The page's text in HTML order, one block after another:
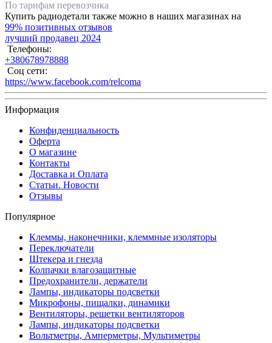
По тарифам перевозчика
Купить радиодетали также можно в наших магазинах на
99% позитивных отзывов
лучший продавец 2024
Телефоны:
+380678978888
Соц сети:
https://www.facebook.com/relcoma
Информация
Конфиденциальность
Оферта
О магазине
Контакты
Доставка и Оплата
Статьи. Новости
Отзывы
Популярное
Клеммы, наконечники, клеммные изоляторы
Переключатели
Штекера и гнезда
Колпачки влагозащитные
Предохранители, держатели
Лампы, индикаторы подсветки
Микрофоны, пищалки, динамики
Вентиляторы, решетки вентиляторов
Лампы, индикаторы подсветки
Вольтметры, Амперметры, Мультиметры